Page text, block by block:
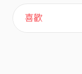
主頁
喜歡
關於